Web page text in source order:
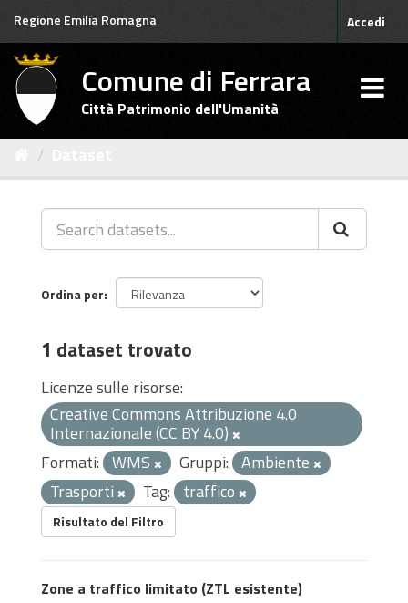
Salta
contenuto
Regione Emilia Romagna Accedi
Comune di Ferrara
Città Patrimonio dell'Umanità
Ordina per
1 dataset trovato
Licenze sulle risorse:
Creative Commons Attribuzione 4.0
Internazionale (CC BY 4.0)
Formati: WMS Gruppi: Ambiente
Trasporti
Tag: traffico
Risultato del Filtro
Zone a traffico limitato (ZTL esistente)